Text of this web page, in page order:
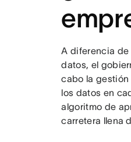
A diferencia de
datos, el
cabo la gestión
los datos en
algoritmo de
carretera llena